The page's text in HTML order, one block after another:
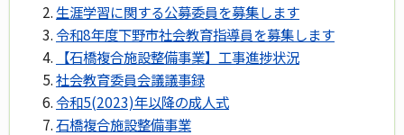
生涯学習に関する公募委員を募集します
令和8年度下野市社会教育指導員を募集します
【石橋複合施設整備事業】工事進捗状況
社会教育委員会議議事録
令和5(2023)年以降の成人式
石橋複合施設整備事業